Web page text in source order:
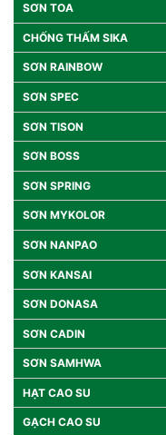
SƠN TOA
CHỐNG THẤM SIKA
SƠN RAINBOW
SƠN SPEC
SƠN TISON
SƠN BOSS
SƠN SPRING
SƠN MYKOLOR
SƠN NANPAO
SƠN KANSAI
SƠN DONASA
SƠN CADIN
SƠN SAMHWA
HẠT CAO SU
GẠCH CAO SU